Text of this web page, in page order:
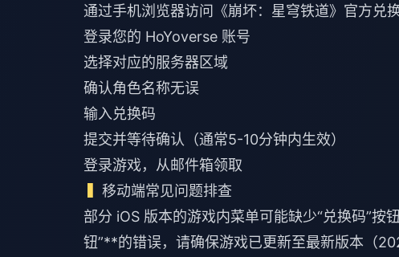
通过手机浏览器访问《崩坏：星穹铁道》官方兑
登录您的 HoYoverse 账号
选择对应的服务器区域
确认角色名称无误
输入兑换码
提交并等待确认（通常5-10分钟内生效）
登录游戏，从邮件箱领取
移动端常见问题排查
部分 iOS 版本的游戏内菜单可能缺少“兑换码”
钮”**的错误，请确保游戏已更新至最新版本（